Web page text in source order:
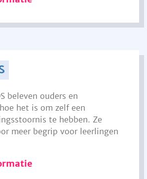
beleven ouders en
het is om zelf een
te hebben. Ze
meer begrip voor leerlingen